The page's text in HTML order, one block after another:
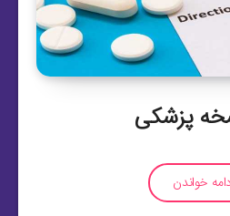
پزشکی
خواندن